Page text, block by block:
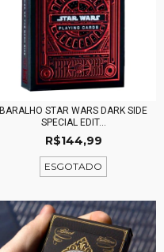
BARALHO STAR WARS DARK SIDE
SPECIAL EDIT...
R$144,99
ESGOTADO